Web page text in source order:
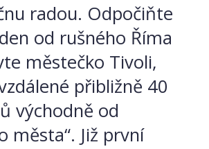
radou. Odpočiňte
od rušného Říma
městečko Tivoli,
přibližně 40
východně od
města“. Již první